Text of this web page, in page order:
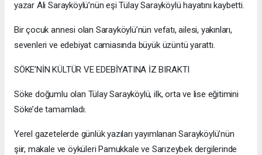
yazar Ali Sarayköylü’nün eşi Tülay Sarayköylü hayatını kaybetti.
Bir çocuk annesi olan Sarayköylü’nün vefatı, ailesi, yakınları,
sevenleri ve edebiyat camiasında büyük üzüntü yarattı.
SÖKE’NİN KÜLTÜR VE EDEBİYATINA İZ BIRAKTI
Söke doğumlu olan Tülay Sarayköylü, ilk, orta ve lise eğitimini
Söke’de tamamladı.
Yerel gazetelerde günlük yazıları yayımlanan Sarayköylü’nün
şiir, makale ve öyküleri Pamukkale ve Sarızeybek dergilerinde